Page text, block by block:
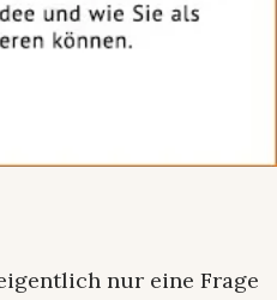
nur eine Frage